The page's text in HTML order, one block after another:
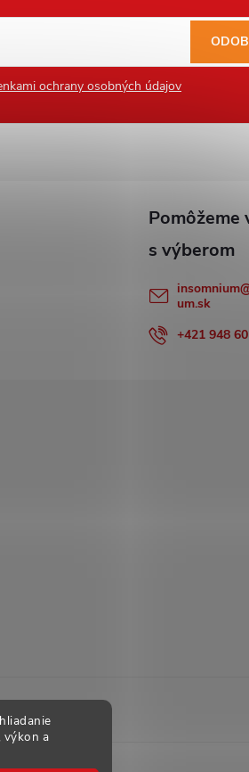
výkon a
ochrany osobných údajov
insomnium
um.sk
+421 948